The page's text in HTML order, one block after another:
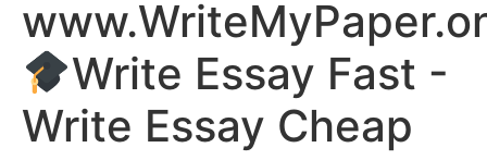
Write Essay Fast -
Write Essay Cheap